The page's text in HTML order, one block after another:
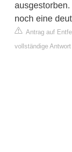
noch eine
Antrag auf
vollständige